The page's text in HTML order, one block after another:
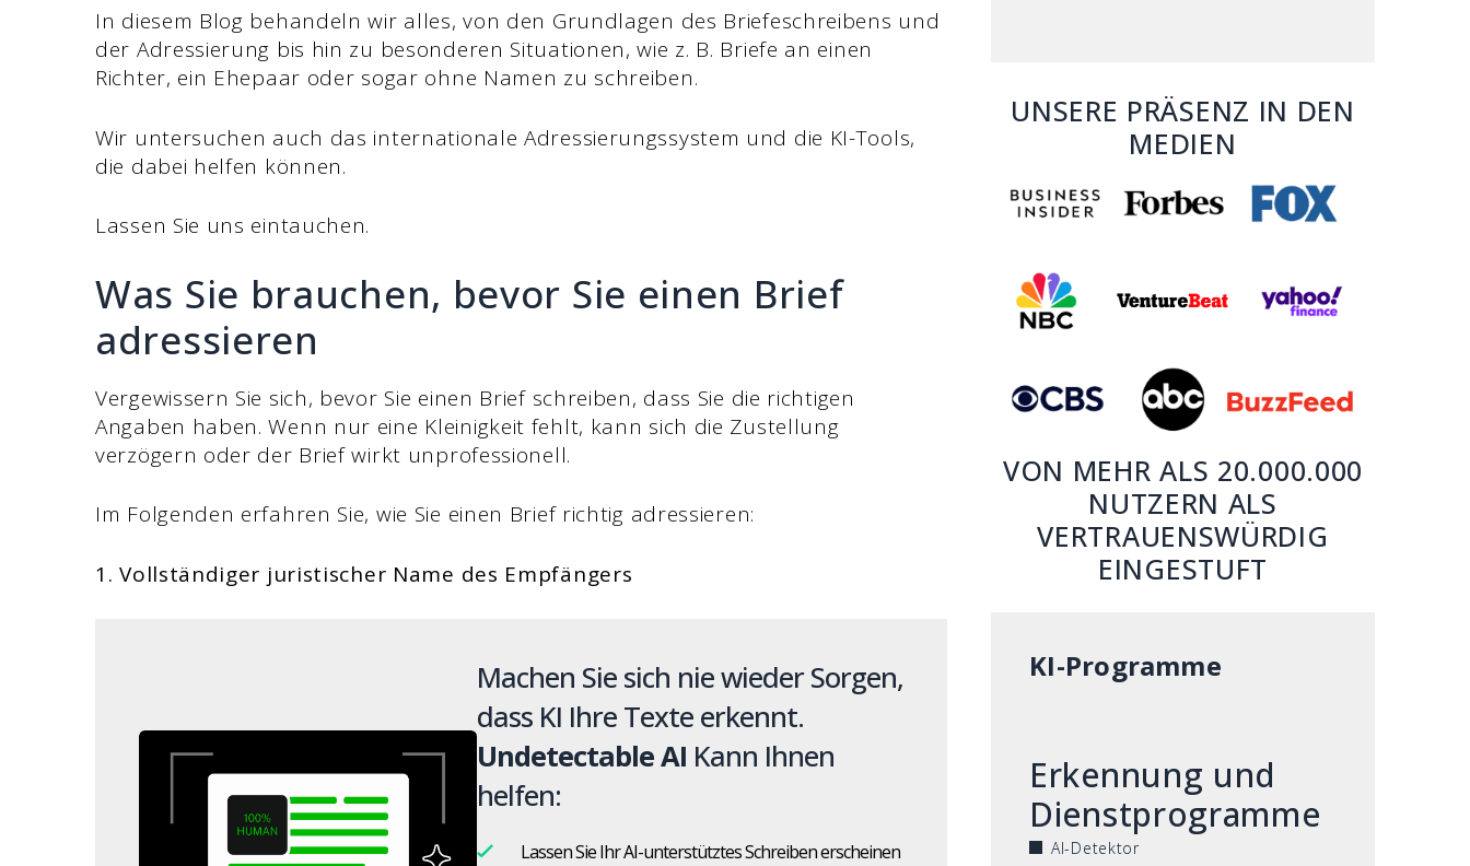
In diesem Blog behandeln wir alles, von den Grundlagen des Briefeschreibens und
der Adressierung bis hin zu besonderen Situationen, wie z. B. Briefe an einen
Richter, ein Ehepaar oder sogar ohne Namen zu schreiben.
Wir untersuchen auch das internationale Adressierungssystem und die KI-Tools,
die dabei helfen können.
Lassen Sie uns eintauchen.
Was Sie brauchen, bevor Sie einen Brief
adressieren
Vergewissern Sie sich, bevor Sie einen Brief schreiben, dass Sie die richtigen
Angaben haben. Wenn nur eine Kleinigkeit fehlt, kann sich die Zustellung
verzögern oder der Brief wirkt unprofessionell.
Im Folgenden erfahren Sie, wie Sie einen Brief richtig adressieren:
1. Vollständiger juristischer Name des Empfängers
Machen Sie sich nie wieder Sorgen,
dass KI Ihre Texte erkennt.
Undetectable AI Kann Ihnen
helfen:
Lassen Sie Ihr AI-unterstütztes Schreiben erscheinen
UNSERE PRÄSENZ IN DEN
MEDIEN
VON MEHR ALS 20.000.000
NUTZERN ALS
VERTRAUENSWÜRDIG
EINGESTUFT
KI-Programme
Erkennung und
Dienstprogramme
AI-Detektor